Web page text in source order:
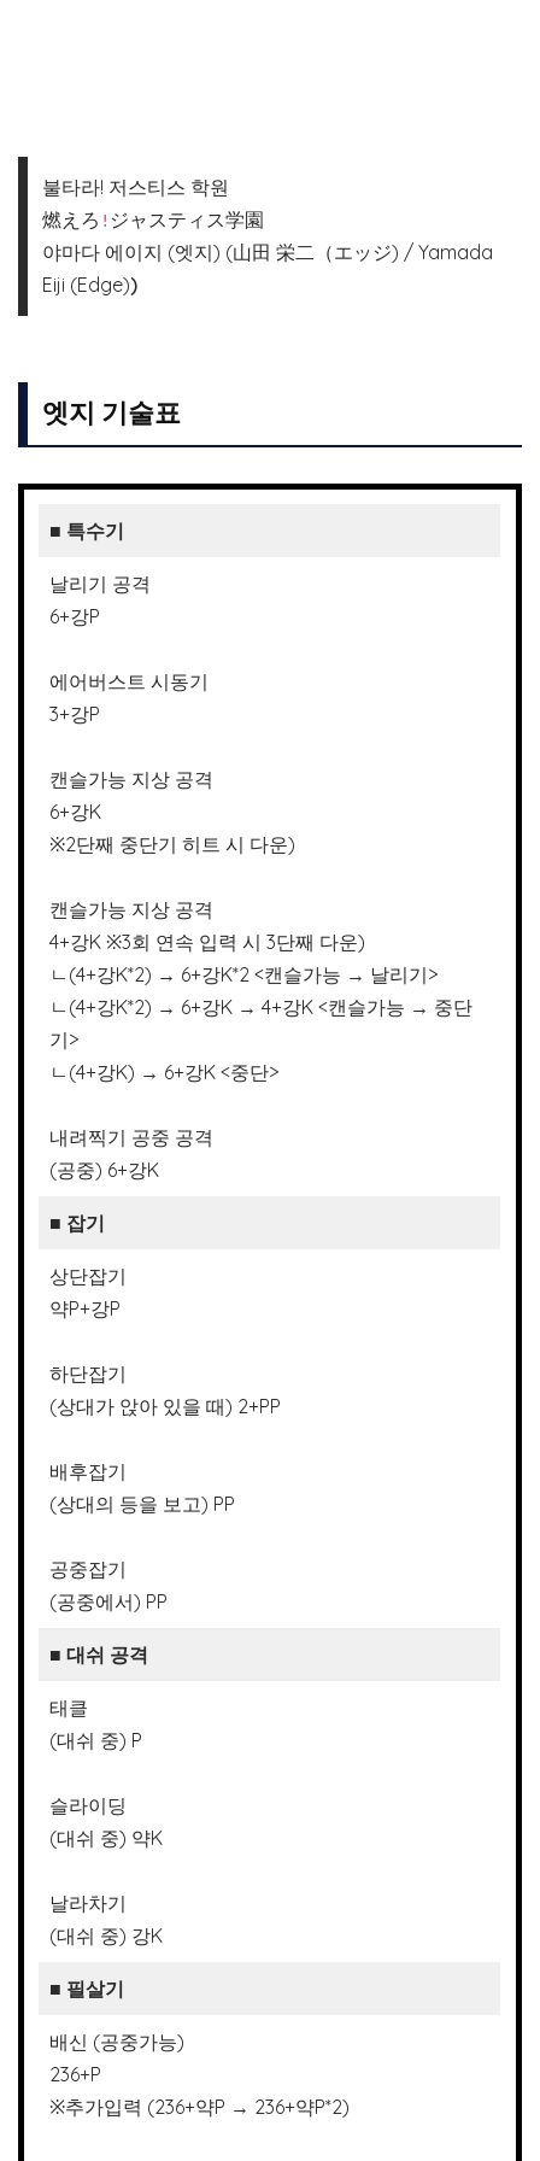
불타라! 저스티스 학원
燃えろ ! ジャスティス学園
야마다 에이지 (엣지) (山田 栄二（エッジ) / Yamada
Eiji (Edge))
엣지 기술표
■ 특수기
날리기 공격
6+강P
에어버스트 시동기
3+강P
캔슬가능 지상 공격
6+강K
※2단째 중단기 히트 시 다운)
캔슬가능 지상 공격
4+강K ※3회 연속 입력 시 3단째 다운)
ㄴ(4+강K*2) → 6+강K*2 <캔슬가능 → 날리기>
ㄴ(4+강K*2) → 6+강K → 4+강K <캔슬가능 → 중단
기>
ㄴ(4+강K) → 6+강K <중단>
내려찍기 공중 공격
(공중) 6+강K
■ 잡기
상단잡기
약P+강P
하단잡기
(상대가 앉아 있을 때) 2+PP
배후잡기
(상대의 등을 보고) PP
공중잡기
(공중에서) PP
■ 대쉬 공격
태클
(대쉬 중) P
슬라이딩
(대쉬 중) 약K
날라차기
(대쉬 중) 강K
■ 필살기
배신 (공중가능)
236+P
※추가입력 (236+약P → 236+약P*2)